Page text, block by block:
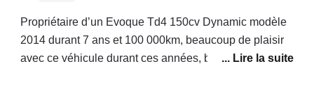
Propriétaire d’un Evoque Td4 150cv Dynamic modèle
2014 durant 7 ans et 100 000km, beaucoup de plaisir
avec ce véhicule durant ces années, bien qu’un